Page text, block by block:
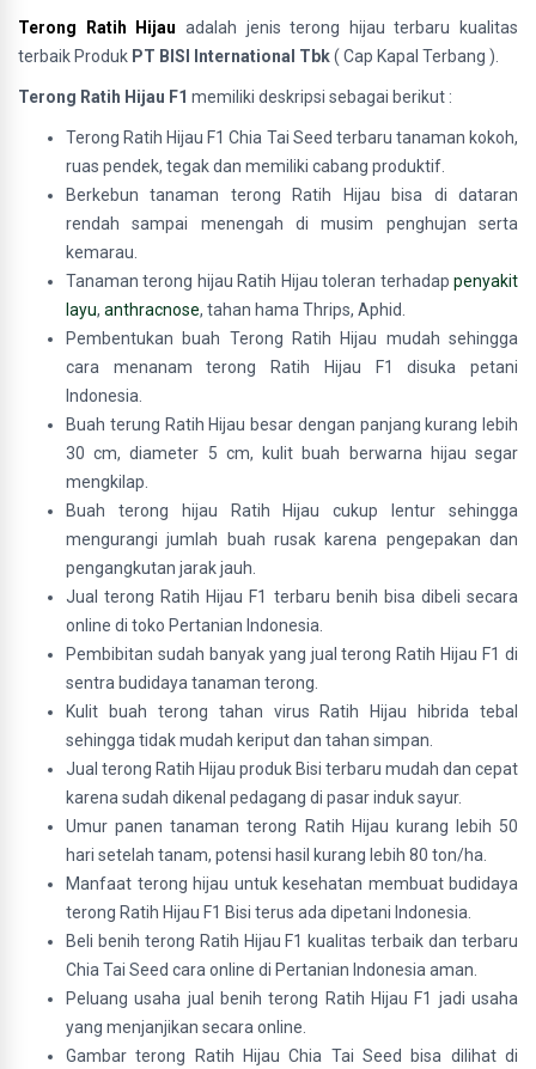
Terong Ratih Hijau adalah jenis terong hijau terbaru kualitas
terbaik Produk PT BISI International Tbk( Cap Kapal Terbang ).
Terong Ratih Hijau F1 memiliki deskripsi sebagai berikut :
Terong Ratih Hijau F1 Chia Tai Seed terbaru tanaman kokoh,
ruas pendek, tegak dan memiliki cabang produktif.
Berkebun tanaman terong Ratih Hijau bisa di dataran
rendah sampai menengah di musim penghujan serta
kemarau.
Tanaman terong hijau Ratih Hijau toleran terhadap penyakit
layu, anthracnose, tahan hama Thrips, Aphid.
Pembentukan buah Terong Ratih Hijau mudah sehingga
cara menanam terong Ratih Hijau F1 disuka petani
Indonesia.
Buah terung Ratih Hijau besar dengan panjang kurang lebih
30 cm, diameter 5 cm, kulit buah berwarna hijau segar
mengkilap.
Buah terong hijau Ratih Hijau cukup lentur sehingga
mengurangi jumlah buah rusak karena pengepakan dan
pengangkutan jarak jauh.
Jual terong Ratih Hijau F1 terbaru benih bisa dibeli secara
online di toko Pertanian Indonesia.
Pembibitan sudah banyak yang jual terong Ratih Hijau F1 di
sentra budidaya tanaman terong.
Kulit buah terong tahan virus Ratih Hijau hibrida tebal
sehingga tidak mudah keriput dan tahan simpan.
Jual terong Ratih Hijau produk Bisi terbaru mudah dan cepat
karena sudah dikenal pedagang di pasar induk sayur.
Umur panen tanaman terong Ratih Hijau kurang lebih 50
hari setelah tanam, potensi hasil kurang lebih 80 ton/ha.
Manfaat terong hijau untuk kesehatan membuat budidaya
terong Ratih Hijau F1 Bisi terus ada dipetani Indonesia.
Beli benih terong Ratih Hijau F1 kualitas terbaik dan terbaru
Chia Tai Seed cara online di Pertanian Indonesia aman.
Peluang usaha jual benih terong Ratih Hijau F1 jadi usaha
yang menjanjikan secara online.
Gambar terong Ratih Hijau Chia Tai Seed bisa dilihat di